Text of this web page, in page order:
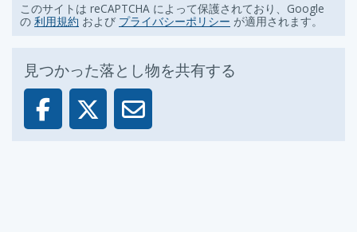
このサイトは reCAPTCHA によって保護されており、Google
の 利用規約 および プライバシーポリシー が適用されます。
見つかった落とし物を共有する